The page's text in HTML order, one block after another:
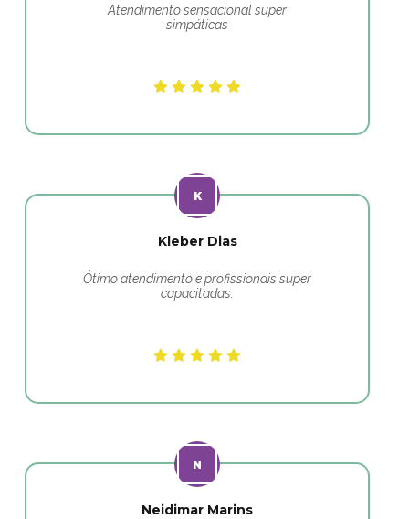
Atendimento sensacional super
simpáticas
Kleber Dias
Ótimo atendimento e profissionais super
capacitadas.
Neidimar Marins